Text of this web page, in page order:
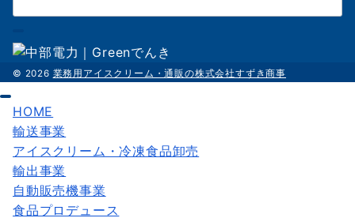
索：
© 2026 業務用アイスクリーム・通販の株式会社すずき商事
HOME
輸送事業
アイスクリーム・冷凍食品卸売
輸出事業
自動販売機事業
食品プロデュース